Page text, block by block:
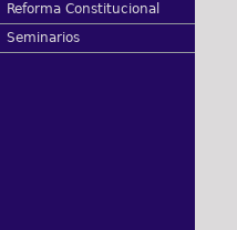
Reforma Constitucional
Seminarios